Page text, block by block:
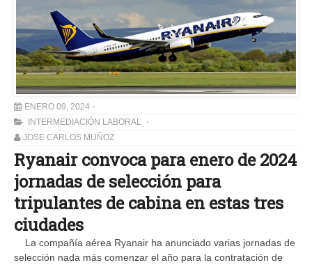
ENERO 09, 2024
INTERMEDIACIÓN LABORAL
JOSE CARLOS MUÑOZ
Ryanair convoca para enero de 2024
jornadas de selección para
tripulantes de cabina en estas tres
ciudades
La compañía aérea Ryanair ha anunciado varias jornadas de
selección nada más comenzar el año para la contratación de